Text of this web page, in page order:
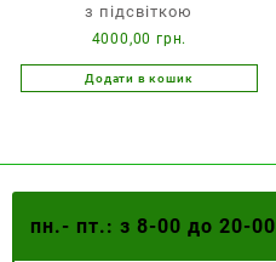
з підсвіткою
4000,00 грн.
Додати в кошик
пн.- пт.: з 8-00 до 20-00